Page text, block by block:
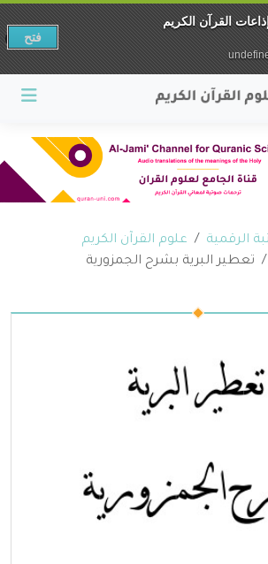
الرقمية
علوم القرآن الكريم
تعطير البرية بشرح الجمزورية
القرآن الكريم
فتح